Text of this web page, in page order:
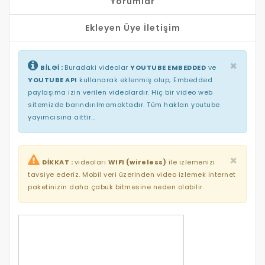
amigurumi l harfi,
amigurumi l harfi yapımı,
amigurumi winnie l'ourson,
amigurumi maymun,
amigurumi modelleri,
amigurumi maşa,
amigurumi meyveler,
amigurumi m harfi,
amigurumi minik kedi yapımı,
amigurumi maşa yapımı,
amigurumi minik oyuncak yapımı,
amigurumi m nasıl yapılır,
Ekleyen Üye İletişim
×
BİLGİ : Buradaki videolar YOUTUBE EMBEDDED ve
YOUTUBE API kullanarak eklenmiş olup; Embedded
paylaşıma izin verilen videolardır. Hiç bir video web
sitemizde barındırılmamaktadır. Tüm hakları youtube
yayımcısına aittir...
×
DİKKAT :videoları WIFI (wireless) ile izlemenizi
tavsiye ederiz. Mobil veri üzerinden video izlemek internet
paketinizin daha çabuk bitmesine neden olabilir.